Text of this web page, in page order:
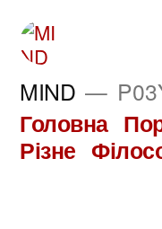
Перейти
вмісту
MIND
Головна
Різне